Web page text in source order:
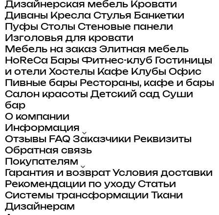
Дизайнерская мебель Кровати
Диваны Кресла Стулья Банкетки
Пуфы Столы Стеновые панели
Изголовья для кровати
Мебель на заказ Элитная мебель
HoReCa Бары Фитнес-клуб
Гостиницы
и отели Хостелы Кафе Клубы Офис
Пивные бары Рестораны, кафе и бары
Салон красоты Детский сад Суши
бар
О компании
Информация
Отзывы FAQ Заказчики Реквизиты
Обратная связь
Покупателям
Гарантия и возврат Условия доставки
Рекомендации по уходу Статьи
Системы трансформации
Ткани
Дизайнерам